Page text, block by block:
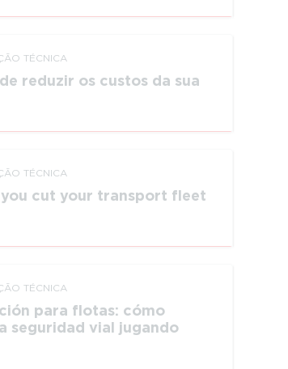
TÉCNICA
reduzir os custos da sua
TÉCNICA
you cut your transport fleet
TÉCNICA
para flotas: cómo
seguridad vial jugando